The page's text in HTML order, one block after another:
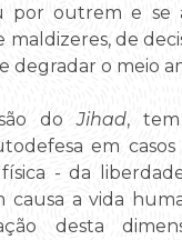
por outrem e se
de
degradar o meio
doJihad,
em
- da
a vida
desta